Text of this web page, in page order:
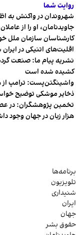
روایت شما
شهروندان در واکنش به
جاویدنامان، او را از
کارشناسان سازمان ملل
اقلیت‌های اتنیکی در
نشریه پیام ما: صنعت
کشیده شده است
واشینگتن‌پست: ترامپ
ذخایر موشکی توضیح
هزار زبان در جهان وجود
برنامه‌ها
تلویزیون
شنیداری
ایران
جهان
حقوق بشر